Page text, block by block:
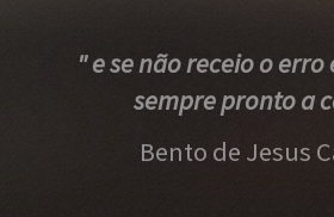
" e se não receio o
sempre pronto a
Bento de Jesus